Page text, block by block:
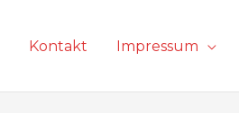
Kontakt Impressum